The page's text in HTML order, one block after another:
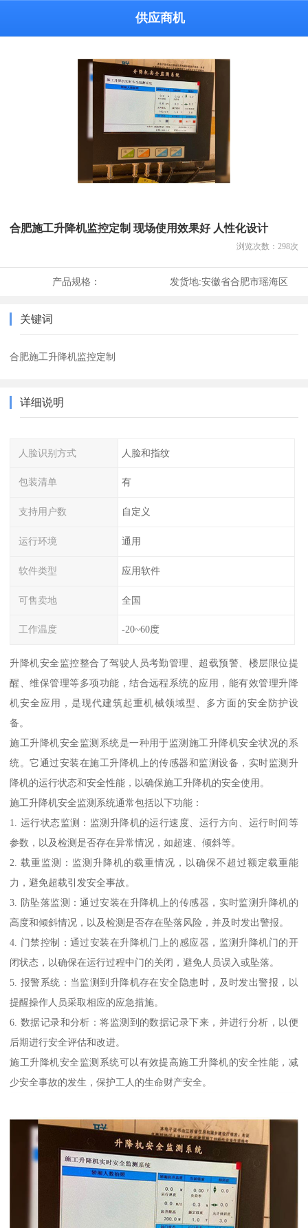
供应商机
合肥施工升降机监控定制 现场使用效果好 人性化设计
浏览次数： 298次
产品规格： 发货地:安徽省合肥市瑶海区
关键词
合肥施工升降机监控定制
详细说明
人脸识别方式 人脸和指纹
包装清单 有
支持用户数 自定义
运行环境 通用
软件类型 应用软件
可售卖地 全国
工作温度 -20~60度
升降机安全监控整合了驾驶人员考勤管理、超载预警、楼层限位提
醒、维保管理等多项功能，结合远程系统的应用，能有效管理升降
机安全应用，是现代建筑起重机械领域型、多方面的安全防护设
备。
施工升降机安全监测系统是一种用于监测施工升降机安全状况的系
统。它通过安装在施工升降机上的传感器和监测设备，实时监测升
降机的运行状态和安全性能，以确保施工升降机的安全使用。
施工升降机安全监测系统通常包括以下功能：
1. 运行状态监测：监测升降机的运行速度、运行方向、运行时间等
参数，以及检测是否存在异常情况，如超速、倾斜等。
2. 载重监测：监测升降机的载重情况，以确保不超过额定载重能
力，避免超载引发安全事故。
3. 防坠落监测：通过安装在升降机上的传感器，实时监测升降机的
高度和倾斜情况，以及检测是否存在坠落风险，并及时发出警报。
4. 门禁控制：通过安装在升降机门上的感应器，监测升降机门的开
闭状态，以确保在运行过程中门的关闭，避免人员误入或坠落。
5. 报警系统：当监测到升降机存在安全隐患时，及时发出警报，以
提醒操作人员采取相应的应急措施。
6. 数据记录和分析：将监测到的数据记录下来，并进行分析，以便
后期进行安全评估和改进。
施工升降机安全监测系统可以有效提高施工升降机的安全性能，减
少安全事故的发生，保护工人的生命财产安全。